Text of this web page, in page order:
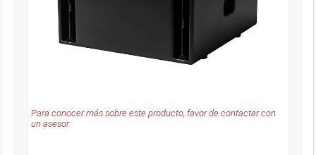
Para conocer más sobre este producto, favor de contactar con
un asesor.